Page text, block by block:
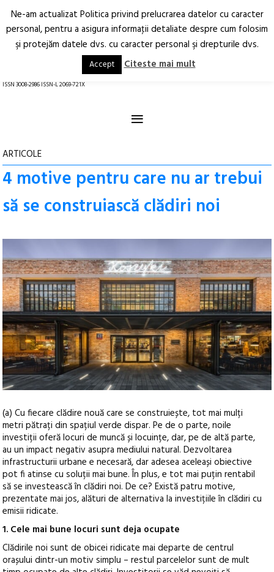
Arhitectură.
Oraș.
RO EN
ISSN 3008-2986 ISSN-L 2069-721X
≡
ARTICOLE
4 motive pentru care nu ar trebui
să se construiască clădiri noi
(a) Cu fiecare clădire nouă care se construiește, tot mai mulți
metri pătrați din spațiul verde dispar. Pe de o parte, noile
investiții oferă locuri de muncă și locuințe, dar, pe de altă parte,
au un impact negativ asupra mediului natural.Dezvoltarea
infrastructurii urbane e necesară, dar adesea aceleași obiective
pot fi atinse cu soluții mai bune. În plus, e tot mai puțin rentabil
să se investească în clădiri noi. De ce? Există patru motive,
prezentate mai jos, alături de alternativa la investițiile în clădiri cu
emisii ridicate.
1. Cele mai bune locuri sunt deja ocupate
Clădirile noi sunt de obicei ridicate mai departe de centrul
orașului dintr-un motiv simplu – restul parcelelor sunt de mult
Ne-am actualizat Politica privind prelucrarea datelor cu caracter
personal, pentru a asigura informaţii detaliate despre cum folosim
şi protejăm datele dvs. cu caracter personal şi drepturile dvs.
Accept Citeste mai mult